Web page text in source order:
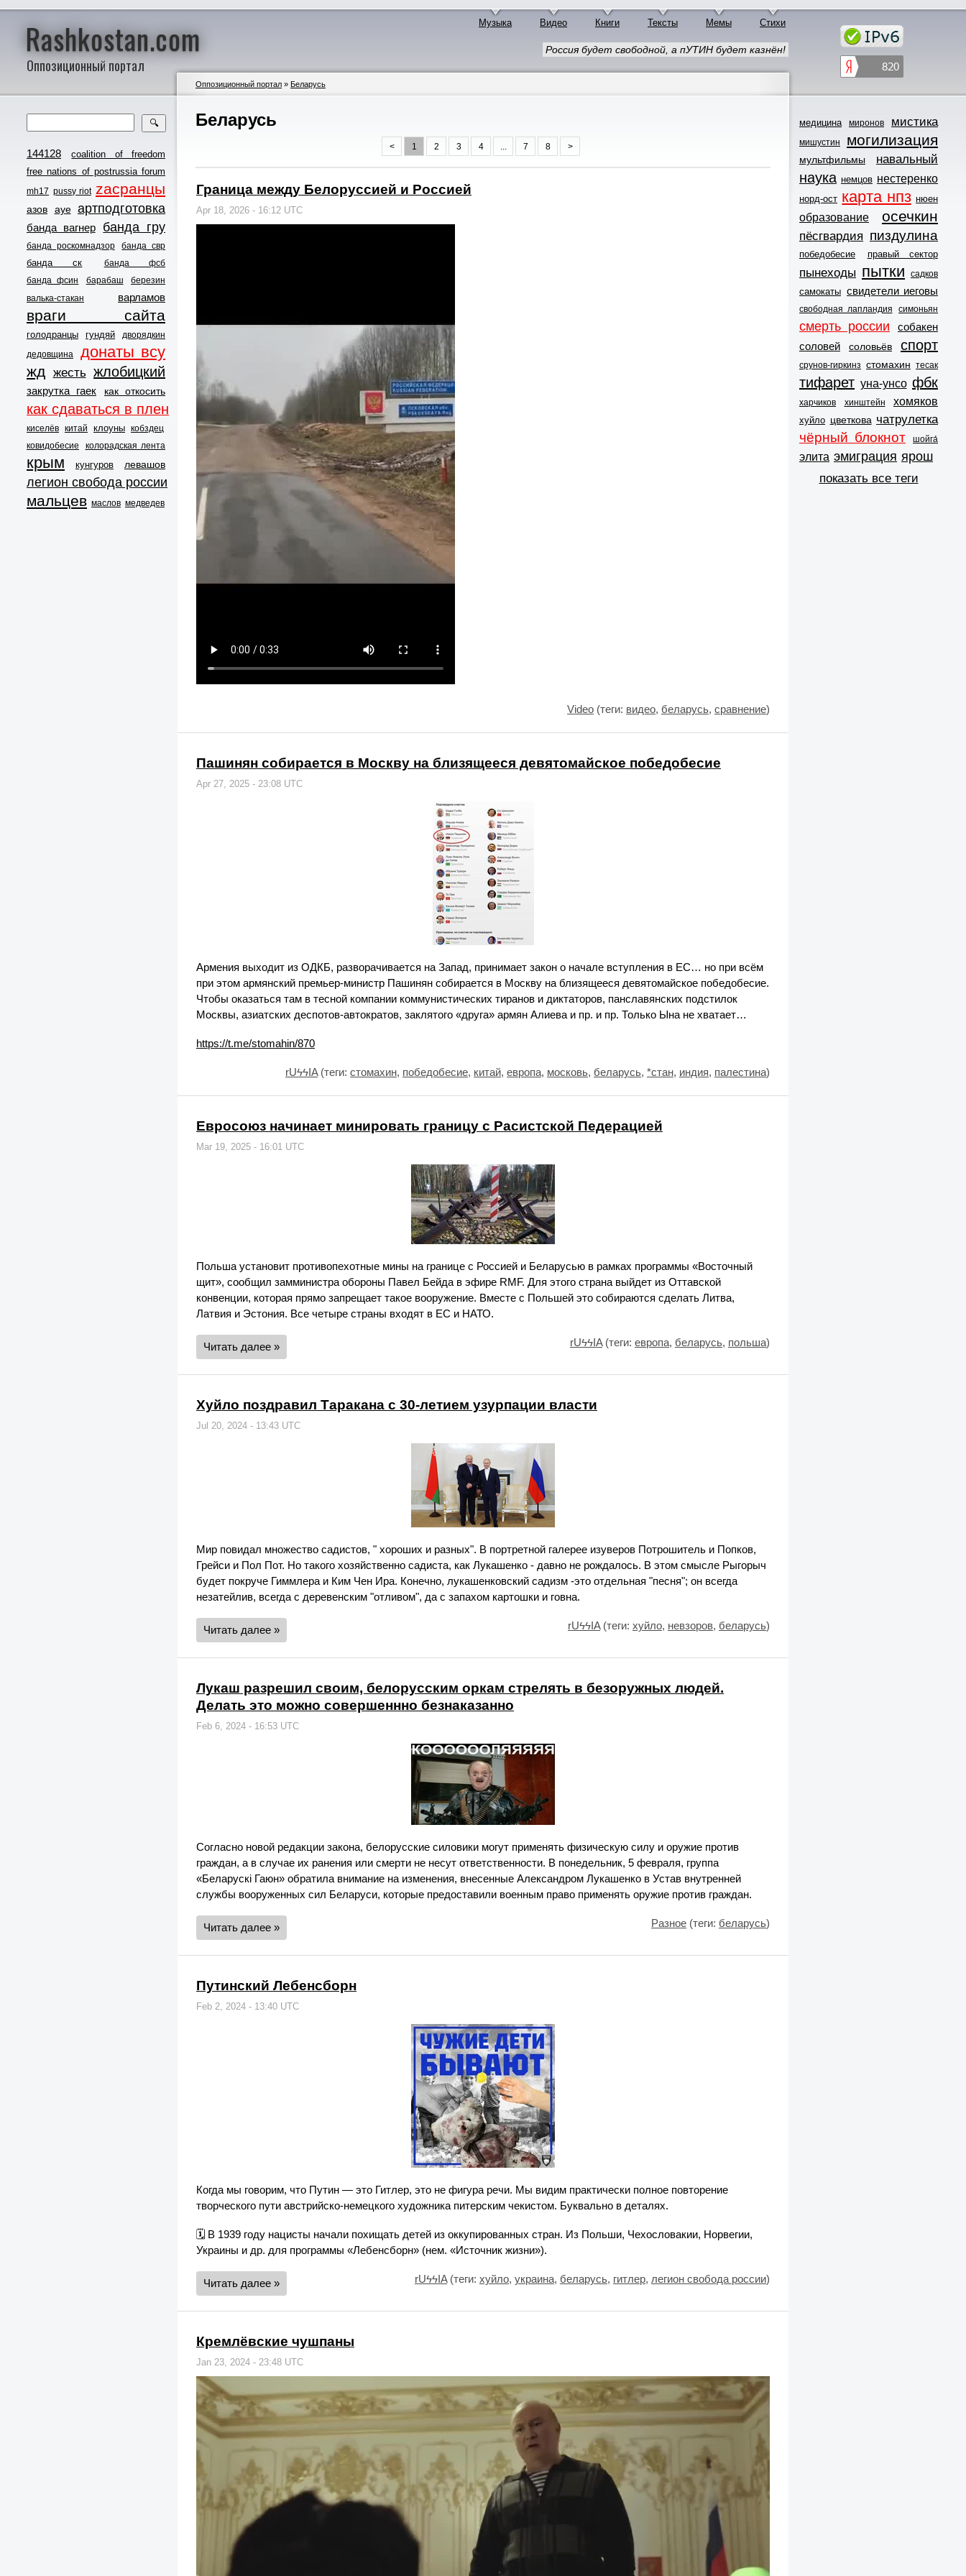
Rashkostan.com
Оппозиционный портал
Музыка Видео Книги Тексты Мемы Стихи
🔍
144128
coalition of freedom
free nations of postrussia forum
mh17 pussy riot zасранцы
азов ауе артподготовка
банда вагнер банда гру
банда роскомнадзор банда свр
банда ск
банда фсб
банда фсин
барабаш
березин
валька-стакан
варламов
враги сайта
голодранцы гундяй
дворядкин
дедовщина
донаты всу
жд жесть жлобицкий
закрутка гаек как откосить
как сдаваться в плен
киселёв китай клоуны кобздец
ковидобесие
колорадская лента
крым кунгуров левашов
легион свобода россии
мальцев маслов медведев
Россия будет свободной, а пУТИН будет казнён!
Оппозиционный портал » Беларусь
Беларусь
< 1 2 3 4 ... 7 8 >
Граница между Белоруссией и Россией
Apr 18, 2026 - 16:12 UTC
Video (теги: видео, беларусь, сравнение)
Пашинян собирается в Москву на близящееся девятомайское победобесие
Apr 27, 2025 - 23:08 UTC
Армения выходит из ОДКБ, разворачивается на Запад, принимает закон о начале вступления в ЕС… но при всём
при этом армянский премьер-министр Пашинян собирается в Москву на близящееся девятомайское победобесие.
Чтобы оказаться там в тесной компании коммунистических тиранов и диктаторов, панславянских подстилок
Москвы, азиатских деспотов-автократов, заклятого «друга» армян Алиева и пр. и пр. Только Ына не хватает…
https://t.me/stomahin/870
rUϟϟIA(теги: стомахин, победобесие, китай, европа, московь, беларусь, *стан, индия, палестина)
Евросоюз начинает минировать границу с Расистской Педерацией
Mar 19, 2025 - 16:01 UTC
Польша установит противопехотные мины на границе с Россией и Беларусью в рамках программы «Восточный
щит», сообщил замминистра обороны Павел Бейда в эфире RMF. Для этого страна выйдет из Оттавской
конвенции, которая прямо запрещает такое вооружение. Вместе с Польшей это собираются сделать Литва,
Латвия и Эстония. Все четыре страны входят в ЕС и НАТО.
Читать далее » rUϟϟIA(теги: европа, беларусь, польша)
Хуйло поздравил Таракана с 30-летием узурпации власти
Jul 20, 2024 - 13:43 UTC
Мир повидал множество садистов, " хороших и разных". В портретной галерее изуверов Потрошитель и Попков,
Грейси и Пол Пот. Но такого хозяйственно садиста, как Лукашенко - давно не рождалось. В этом смысле Рыгорыч
будет покруче Гиммлера и Ким Чен Ира. Конечно, лукашенковский садизм -это отдельная "песня"; он всегда
незатейлив, всегда с деревенским "отливом", да с запахом картошки и говна.
Читать далее » rUϟϟIA(теги: хуйло, невзоров, беларусь)
Лукаш разрешил своим, белорусским оркам стрелять в безоружных людей.
Делать это можно совершеннно безнаказанно
Feb 6, 2024 - 16:53 UTC
Согласно новой редакции закона, белорусские силовики могут применять физическую силу и оружие против
граждан, а в случае их ранения или смерти не несут ответственности. В понедельник, 5 февраля, группа
«Беларускі Гаюн» обратила внимание на изменения, внесенные Александром Лукашенко в Устав внутренней
службы вооруженных сил Беларуси, которые предоставили военным право применять оружие против граждан.
Читать далее » Разное (теги: беларусь)
Путинский Лебенсборн
Feb 2, 2024 - 13:40 UTC
Когда мы говорим, что Путин — это Гитлер, это не фигура речи. Мы видим практически полное повторение
творческого пути австрийско-немецкого художника питерским чекистом. Буквально в деталях.
🗓 В 1939 году нацисты начали похищать детей из оккупированных стран. Из Польши, Чехословакии, Норвегии,
Украины и др. для программы «Лебенсборн» (нем. «Источник жизни»).
Читать далее » rUϟϟIA(теги: хуйло, украина, беларусь, гитлер, легион свобода россии)
Кремлёвские чушпаны
Jan 23, 2024 - 23:48 UTC
медицина миронов мистика
мишустин могилизация
мультфильмы навальный
наука немцов нестеренко
норд-ост карта нпз нюен
образование осечкин
пёсгвардия пиздулина
победобесие правый сектор
пынеходы пытки садков
самокаты свидетели иеговы
свободная лапландия симоньян
смерть россии
собакен
соловей
соловьёв спорт
срунов-гиркинз стомахин тесак
тифарет уна-унсо фбк
харчиков хинштейн хомяков
хуйло цветкова чатрулетка
чёрный блокнот шойга́
элита эмиграция ярош
показать все теги